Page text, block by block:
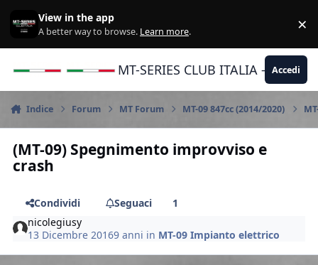
View in the app
A better way to browse. Learn more. ×
MT-SERIES CLUB ITALIA -Accedi
Indice Forum MT Forum MT-09 847cc (2014/2020)
(MT-09) Spegnimento improvviso e
crash
Condividi Seguaci
1
nicolegiusy
13 Dicembre 20169 anni in MT-09 Impianto elettrico